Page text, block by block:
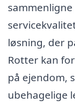
løsning, der
Rotter kan
på ejendom,
ubehagelige